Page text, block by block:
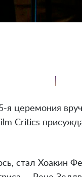
я церемония
Critics
стал Хоакин